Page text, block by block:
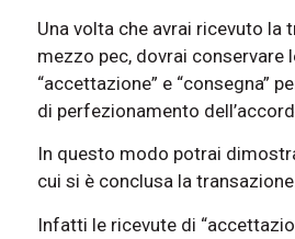
Una volta che avrai ricevuto la
mezzo pec, dovrai conservare
“accettazione” e “consegna”
di perfezionamento
In questo modo potrai
cui si è conclusa la
Infatti le ricevute di